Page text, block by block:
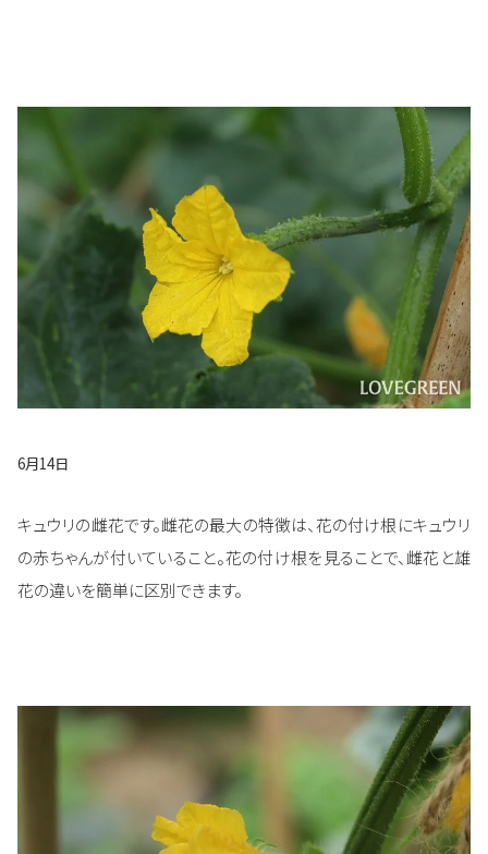
6月14日
キュウリの雌花です。雌花の最大の特徴は、花の付け根にキュウリ
の赤ちゃんが付いていること。花の付け根を見ることで、雌花と雄
花の違いを簡単に区別できます。